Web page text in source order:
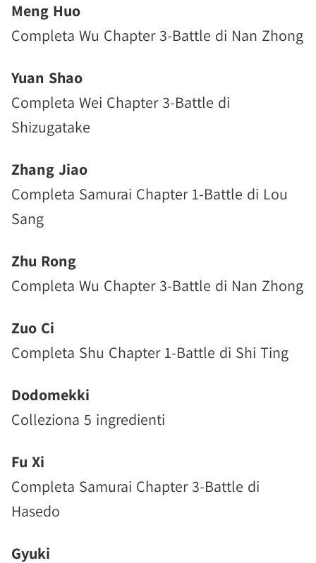
Meng Huo
Completa Wu Chapter 3-Battle di Nan Zhong
Yuan Shao
Completa Wei Chapter 3-Battle di
Shizugatake
Zhang Jiao
Completa Samurai Chapter 1-Battle di Lou
Sang
Zhu Rong
Completa Wu Chapter 3-Battle di Nan Zhong
Zuo Ci
Completa Shu Chapter 1-Battle di Shi Ting
Dodomekki
Colleziona 5 ingredienti
Fu Xi
Completa Samurai Chapter 3-Battle di
Hasedo
Gyuki